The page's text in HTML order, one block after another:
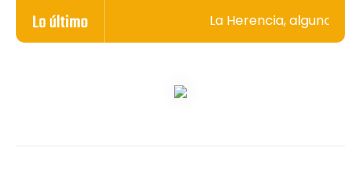
Lo último La Herencia, algunos